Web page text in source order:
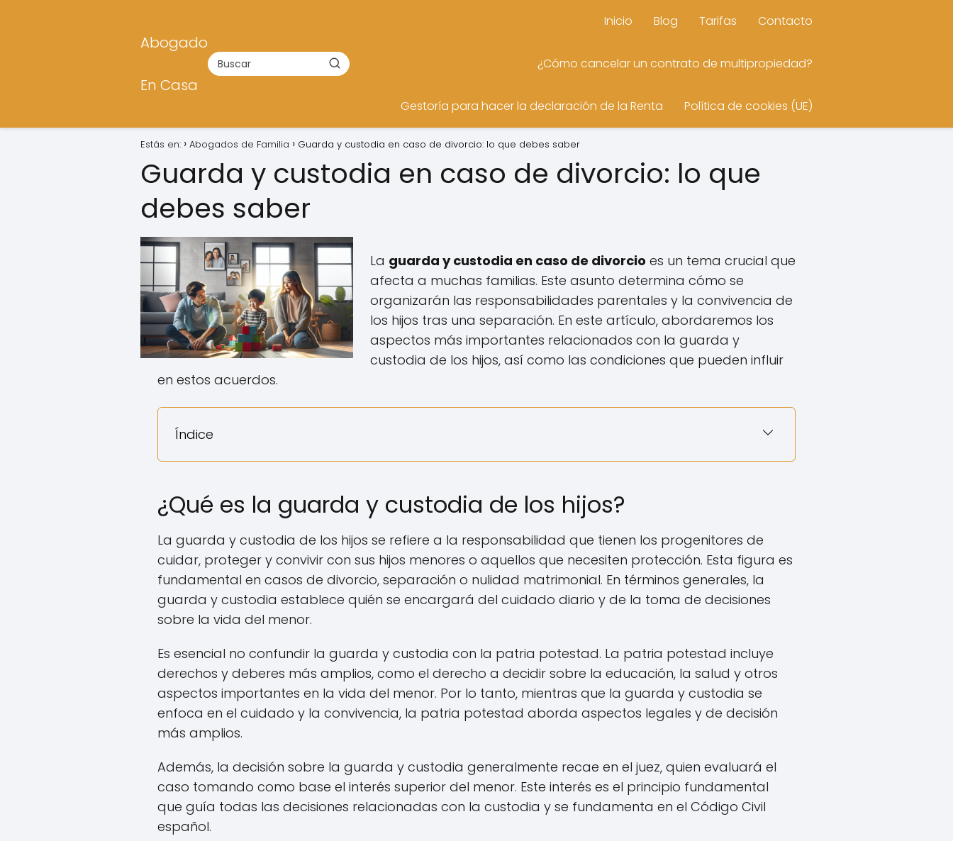
Abogado
En Casa
Inicio Blog Tarifas Contacto
¿Cómo cancelar un contrato de multipropiedad?
Gestoría para hacer la declaración de la Renta Política de cookies (UE)
Estás en: Abogados de Familia Guarda y custodia en caso de divorcio: lo que debes saber
Guarda y custodia en caso de divorcio: lo que
debes saber
La guarda y custodia en caso de divorcio es un tema crucial que
afecta a muchas familias. Este asunto determina cómo se
organizarán las responsabilidades parentales y la convivencia de
los hijos tras una separación. En este artículo, abordaremos los
aspectos más importantes relacionados con la guarda y
custodia de los hijos, así como las condiciones que pueden influir
en estos acuerdos.
Índice
¿Qué es la guarda y custodia de los hijos?
La guarda y custodia de los hijos se refiere a la responsabilidad que tienen los progenitores de
cuidar, proteger y convivir con sus hijos menores o aquellos que necesiten protección. Esta figura es
fundamental en casos de divorcio, separación o nulidad matrimonial. En términos generales, la
guarda y custodia establece quién se encargará del cuidado diario y de la toma de decisiones
sobre la vida del menor.
Es esencial no confundir la guarda y custodia con la patria potestad. La patria potestad incluye
derechos y deberes más amplios, como el derecho a decidir sobre la educación, la salud y otros
aspectos importantes en la vida del menor. Por lo tanto, mientras que la guarda y custodia se
enfoca en el cuidado y la convivencia, la patria potestad aborda aspectos legales y de decisión
más amplios.
Además, la decisión sobre la guarda y custodia generalmente recae en el juez, quien evaluará el
caso tomando como base el interés superior del menor. Este interés es el principio fundamental
que guía todas las decisiones relacionadas con la custodia y se fundamenta en el Código Civil
español.